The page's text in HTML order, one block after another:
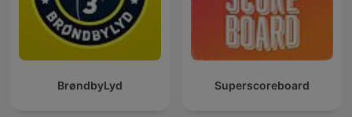
BrøndbyLyd Superscoreboard